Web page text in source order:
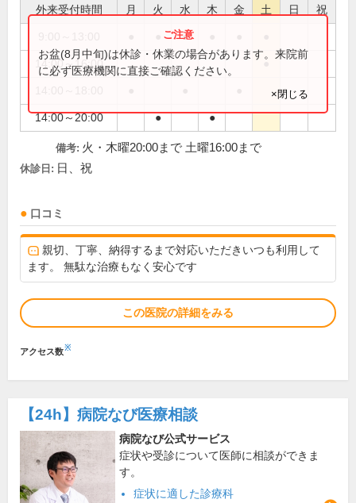
外来受付時間 月 火 水 木 金 土 日 祝
●
14:00～16:00 ●
14:00～20:00 ● ●
お盆(8月中旬)は休診・休業の場合があります。来院前
に必ず医療機関に直接ご確認ください。
×閉じる
備考: 火・木曜20:00まで 土曜16:00まで
休診日: 日、祝
口コミ
親切、丁寧、納得するまで対応いただきいつも利用して
ます。 無駄な治療もなく安心です
この医院の詳細をみる
アクセス数※
【24h】 病院なび医療相談
病院なび公式サービス
症状や受診について医師に相談ができま
す。
症状に適した診療科